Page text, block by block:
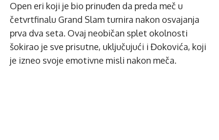
Open eri koji je bio prinuđen da preda meč u
četvrtfinalu Grand Slam turnira nakon osvajanja
prva dva seta. Ovaj neobičan splet okolnosti
šokirao je sve prisutne, uključujući i Đokovića, koji
je izneo svoje emotivne misli nakon meča.